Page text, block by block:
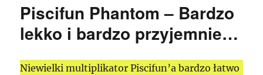
Piscifun Phantom – Bardzo
lekko i bardzo przyjemnie…
Niewielki multiplikator Piscifun’a bardzo łatwo